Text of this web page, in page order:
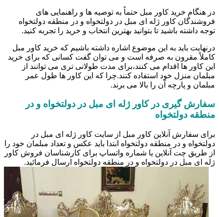
در هنگام خرید کاور مبل حتماً به توصیه ها و راهنمایی های
فروشندگان کاور ژله ای مبل در دولتخواه و در منطقه دولتخواه
توجه داشته باشید تا بتوانید بهترین انتخاب و خرید را تجربه کنید.
درنهایت باید به این موضوع اشاره داشته باشیم که خرید کاور مبل
کاملاً مقرون به صرفه است و می توان گفت کسانی که برای خرید
این کاور ها اقدام می کنند،برای مدت طولانی تری می توانند از
مبلمان منزل خود استفاده کنند.چرا که این کاور ها طول عمر
مبلمان و پارچه آن را بالا می برند.
سفارش گیری در کاور ژله ای مبل در دولتخواه و در
منطقه دولتخواه
برای سفارش آنلاین کاور مبل از سایت کاور ژله ای مبل در
دولتخواه و در منطقه دولتخواه ابتدا باید عکس و تعداد مبلمان خود را
از طریق چت آنلاین یا شماره واتساپ برای کارشناسان فروش کاور
ژله ای مبل در دولتخواه و در منطقه دولتخواه ارسال فرمائید.